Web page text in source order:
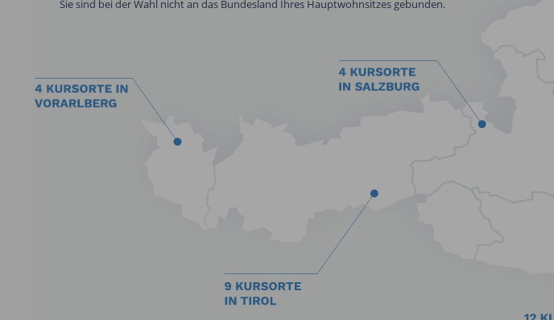
Sie sind bei der Wahl nicht an das Bundesland Ihres Hauptwohnsitzes gebunden.